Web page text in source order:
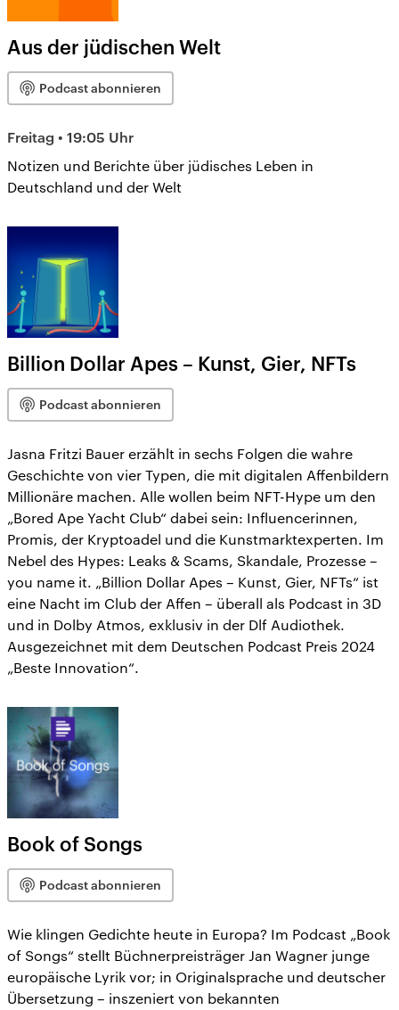
Aus der jüdischen Welt
Podcast abonnieren
Freitag • 19:05 Uhr
Notizen und Berichte über jüdisches Leben in
Deutschland und der Welt
Billion Dollar Apes – Kunst, Gier, NFTs
Podcast abonnieren
Jasna Fritzi Bauer erzählt in sechs Folgen die wahre
Geschichte von vier Typen, die mit digitalen Affenbildern
Millionäre machen. Alle wollen beim NFT-Hype um den
„Bored Ape Yacht Club“ dabei sein: Influencerinnen,
Promis, der Kryptoadel und die Kunstmarktexperten. Im
Nebel des Hypes: Leaks & Scams, Skandale, Prozesse –
you name it. „Billion Dollar Apes – Kunst, Gier, NFTs“ ist
eine Nacht im Club der Affen – überall als Podcast in 3D
und in Dolby Atmos, exklusiv in der Dlf Audiothek.
Ausgezeichnet mit dem Deutschen Podcast Preis 2024
„Beste Innovation“.
Book of Songs
Podcast abonnieren
Wie klingen Gedichte heute in Europa? Im Podcast „Book
of Songs“ stellt Büchnerpreisträger Jan Wagner junge
europäische Lyrik vor; in Originalsprache und deutscher
Übersetzung – inszeniert von bekannten